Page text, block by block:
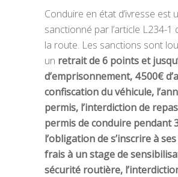
Conduire en état d’ivresse est
sanctionné par l’article L234-1
la route. Les sanctions sont
un retrait de 6 points et
d’emprisonnement, 4 500€
confiscation du véhicule,
permis, l’interdiction de
permis de conduire pendant
l’obligation de s’inscrire à
frais à un stage de
sécurité routière,